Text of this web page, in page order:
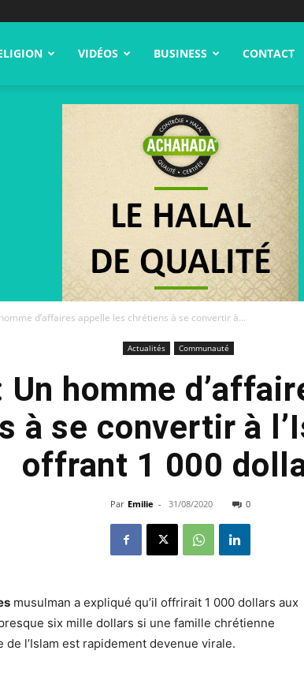
VIDÉOS BUSINESS CONTACT
d’affaires appelle les chrétiens à se convertir à...
Actualités Communauté
Un homme
à se convertir à
offrant 1 000
Par Emilie - 31/08/2020 0
musulman a expliqué qu’il offrirait 1 000 dollars aux
six mille dollars si une famille chrétienne
l’Islam est rapidement devenue virale.